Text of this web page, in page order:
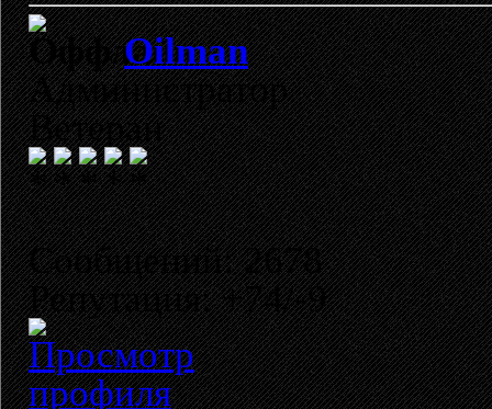
Oilman
Администратор
Ветеран
Сообщений: 2678
Репутация: +74/-9